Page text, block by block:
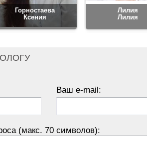
Горностаева
Ксения
Лилия
Лилия
Ваш e-mail:
(макс. 70 символов):